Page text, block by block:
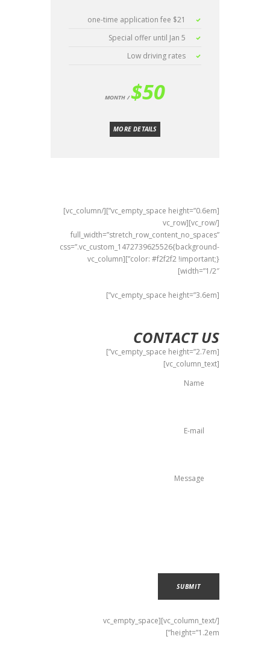
$21 one-time application fee
Special offer until Jan 5
Low driving rates
$50
MONTH
MORE DETAILS
[vc_empty_space height=”0.6em”][/vc_column]
[/vc_row][vc_row
full_width=”stretch_row_content_no_spaces”
css=”.vc_custom_1472739625526{background-
color: #f2f2f2 !important;}”][vc_column
width=”1/2″]
[vc_empty_space height=”3.6em”]
CONTACT US
[vc_empty_space height=”2.7em”]
[vc_column_text]
[/vc_column_text][vc_empty_space
height=”1.2em”]